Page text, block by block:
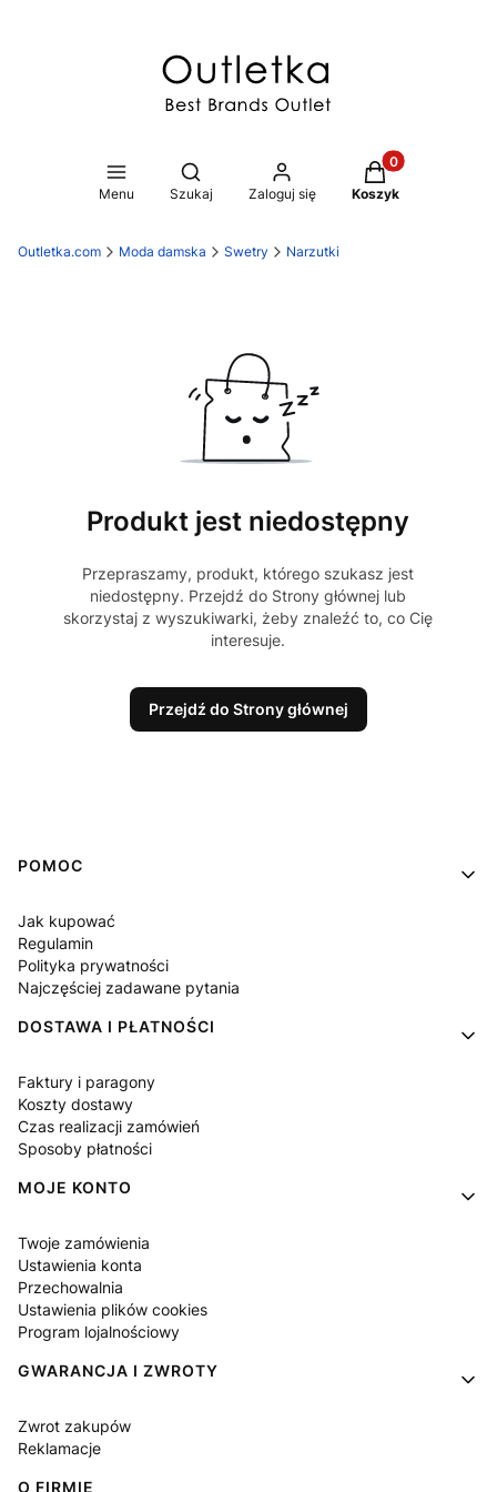
Menu
Otwórz wyszukiwarkę
Szukaj Zaloguj się
Produkty w
Koszyk
Outletka.com Moda damska Swetry Narzutki
Produkt jest niedostępny
Przepraszamy, produkt, którego szukasz jest
niedostępny. Przejdź do Strony głównej lub
skorzystaj z wyszukiwarki, żeby znaleźć to, co Cię
interesuje.
Przejdź do Strony głównej
Linki w stopce
POMOC
Jak kupować
Regulamin
Polityka prywatności
Najczęściej zadawane pytania
DOSTAWA I PŁATNOŚCI
Faktury i paragony
Koszty dostawy
Czas realizacji zamówień
Sposoby płatności
MOJE KONTO
Twoje zamówienia
Ustawienia konta
Przechowalnia
Ustawienia plików cookies
Program lojalnościowy
GWARANCJA I ZWROTY
Zwrot zakupów
Reklamacje
O FIRMIE